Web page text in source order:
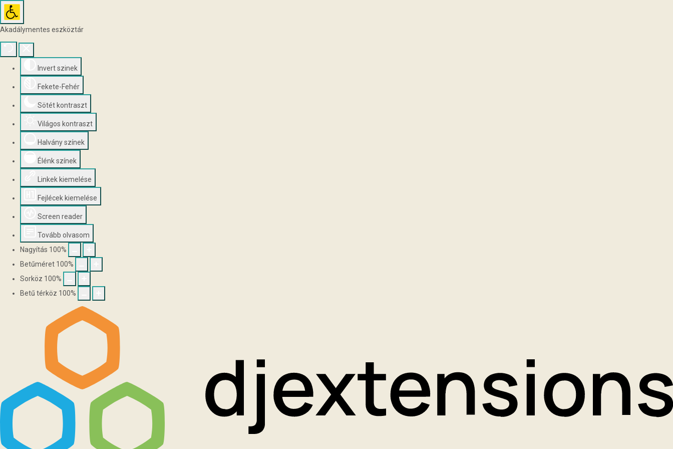
Akadálymentes eszköztár
Invert szinek
Fekete-Fehér
Sötét kontraszt
Világos kontraszt
Halvány színek
Élénk színek
Linkek kiemelése
Fejlécek kiemelése
Screen reader
Tovább olvasom
Nagyítás 100%
Betűméret 100%
Sorköz 100%
Betű térköz 100%